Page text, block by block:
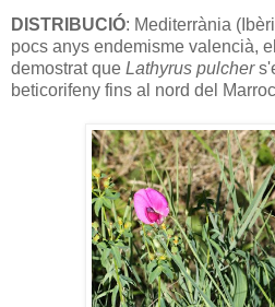
DISTRIBUCIÓ: Mediterrània
pocs anys endemisme valencià,
demostrat que Lathyrus pulcher
beticorifeny fins al nord del